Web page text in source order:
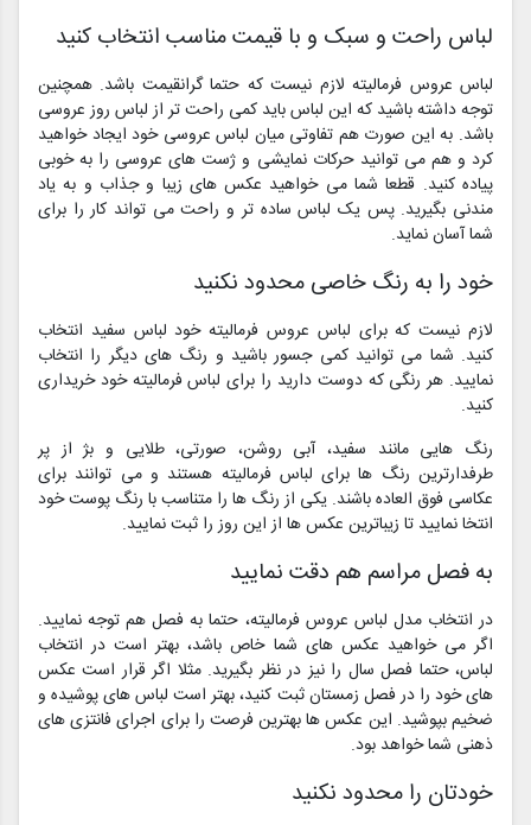
لباس راحت و سبک و با قیمت مناسب انتخاب کنید
لباس عروس فرمالیته لازم نیست که حتما گرانقیمت باشد. همچنین
توجه داشته باشید که این لباس باید کمی راحت تر از لباس روز عروسی
باشد. به این صورت هم تفاوتی میان لباس عروسی خود ایجاد خواهید
کرد و هم می توانید حرکات نمایشی و ژست های عروسی را به خوبی
پیاده کنید. قطعا شما می خواهید عکس های زیبا و جذاب و به یاد
مندنی بگیرید. پس یک لباس ساده تر و راحت می تواند کار را برای
شما آسان نماید.
خود را به رنگ خاصی محدود نکنید
لازم نیست که برای لباس عروس فرمالیته خود لباس سفید انتخاب
کنید. شما می توانید کمی جسور باشید و رنگ های دیگر را انتخاب
نمایید. هر رنگی که دوست دارید را برای لباس فرمالیته خود خریداری
کنید.
رنگ ‌هایی مانند سفید، آبی روشن، صورتی، طلایی و بژ از پر
طرفدارترین رنگ‌ ها برای لباس فرمالیته هستند و می توانند برای
عکاسی فوق العاده باشند. یکی از رنگ ها را متناسب با رنگ پوست خود
انتخا نمایید تا زیباترین عکس ها از این روز را ثبت نمایید.
به فصل مراسم هم دقت نمایید
در انتخاب مدل لباس عروس فرمالیته، حتما به فصل هم توجه نمایید.
اگر می خواهید عکس های شما خاص باشد، بهتر است در انتخاب
لباس، حتما فصل سال را نیز در نظر بگیرید. مثلا اگر قرار است عکس
های خود را در فصل زمستان ثبت کنید، بهتر است لباس های پوشیده و
ضخیم بپوشید. این عکس ها بهترین فرصت را برای اجرای فانتزی های
ذهنی شما خواهد بود.
خودتان را محدود نکنید